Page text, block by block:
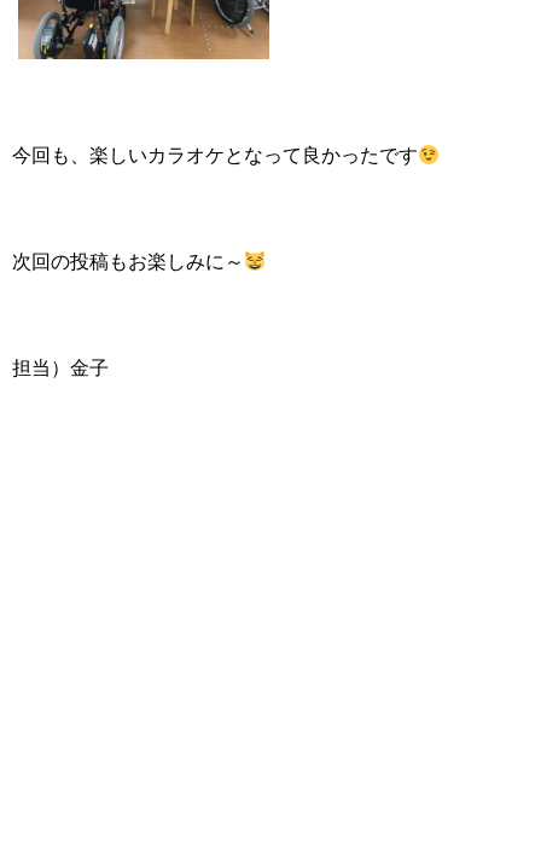
今回も、楽しいカラオケとなって良かったです
次回の投稿もお楽しみに～
担当）金子